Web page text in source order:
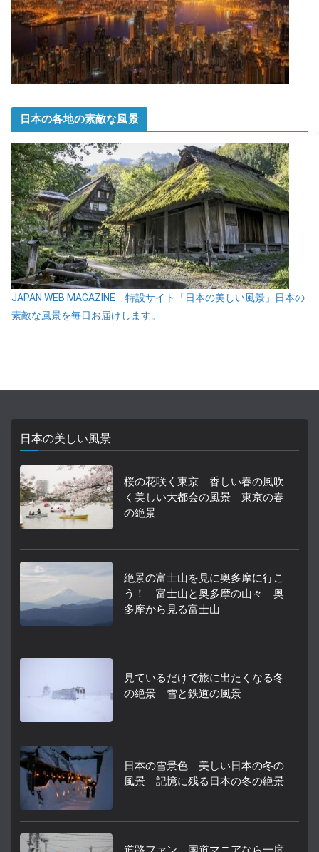
日本の各地の素敵な風景
JAPAN WEB MAGAZINE 特設サイト「日本の美しい風景」日本の
素敵な風景を毎日お届けします。
日本の美しい風景
桜の花咲く東京 香しい春の風吹
く美しい大都会の風景 東京の春
の絶景
絶景の富士山を見に奥多摩に行こ
う！ 富士山と奥多摩の山々 奥
多摩から見る富士山
見ているだけで旅に出たくなる冬
の絶景 雪と鉄道の風景
日本の雪景色 美しい日本の冬の
風景 記憶に残る日本の冬の絶景